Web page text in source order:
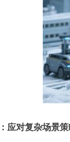
应对复杂场景